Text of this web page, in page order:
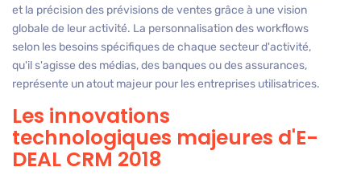
et la précision des prévisions de ventes grâce à une vision
globale de leur activité. La personnalisation des workflows
selon les besoins spécifiques de chaque secteur d'activité,
qu'il s'agisse des médias, des banques ou des assurances,
représente un atout majeur pour les entreprises utilisatrices.
Les innovations
technologiques majeures d'E-
DEAL CRM 2018